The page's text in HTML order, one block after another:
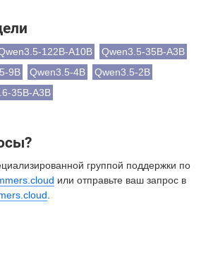
122B-A10B
Qwen3.5-35B-A3B
9B Qwen3.5-4B
Qwen3.5-2B
35B-A3B
группой поддержки по
или отправьте ваш запрос в